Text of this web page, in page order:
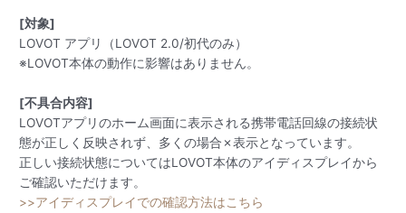
[対象]
LOVOT アプリ（LOVOT 2.0/初代のみ）
※LOVOT本体の動作に影響はありません。
[不具合内容]
LOVOTアプリのホーム画面に表示される携帯電話回線の接続状
態が正しく反映されず、多くの場合✗表示となっています。
正しい接続状態についてはLOVOT本体のアイディスプレイから
ご確認いただけます。
>>アイディスプレイでの確認方法はこちら